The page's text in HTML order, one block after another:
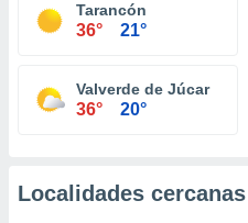
Tarancón
36° 21°
Valverde de Júcar
36° 20°
Localidades cercanas